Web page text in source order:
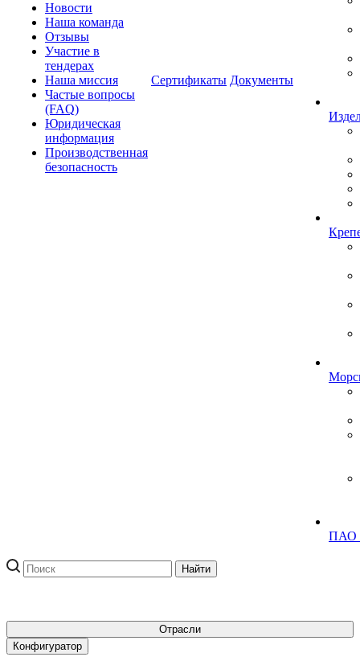
Новости
Наша команда
Отзывы
Участие в
тендерах
Наша миссия
Частые вопросы
(FAQ)
Юридическая
информация
Производственная
безопасность
Сертификаты Документы
ПАО
Отрасли
Конфигуратор